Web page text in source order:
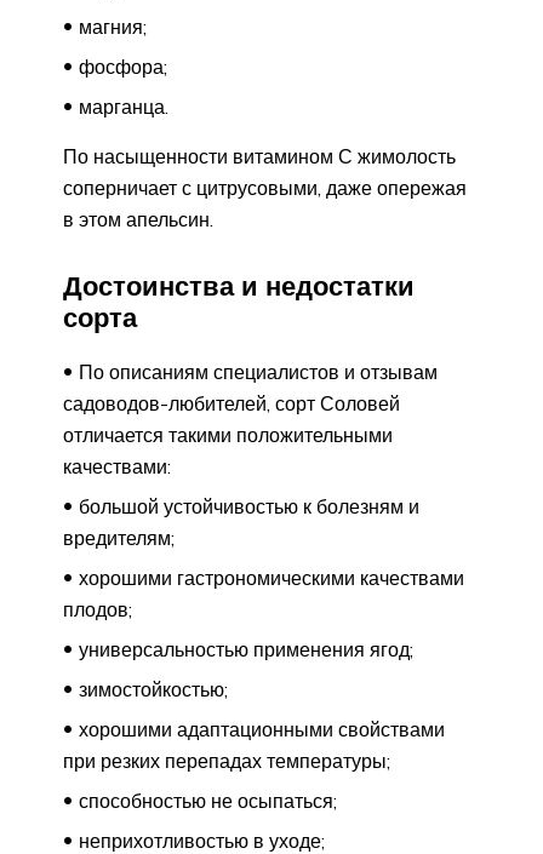
магния;
фосфора;
марганца.
По насыщенности витамином С жимолость
соперничает с цитрусовыми, даже опережая
в этом апельсин.
Достоинства и недостатки
сорта
По описаниям специалистов и отзывам
садоводов-любителей, сорт Соловей
отличается такими положительными
качествами:
большой устойчивостью к болезням и
вредителям;
хорошими гастрономическими качествами
плодов;
универсальностью применения ягод;
зимостойкостью;
хорошими адаптационными свойствами
при резких перепадах температуры;
способностью не осыпаться;
неприхотливостью в уходе;